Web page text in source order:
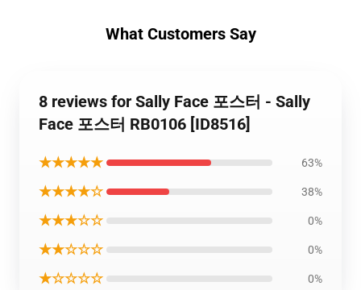
What Customers Say
8 reviews for Sally Face 포스터 - Sally
Face 포스터 RB0106 [ID8516]
★★★★★ 63%
★★★★☆ 38%
★★★☆☆ 0%
★★☆☆☆ 0%
★☆☆☆☆ 0%